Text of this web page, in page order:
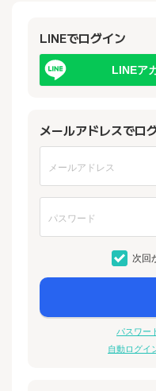
LINEでログイン
LINEア
メールアドレスでロ
次回
パスワー
自動ログイ